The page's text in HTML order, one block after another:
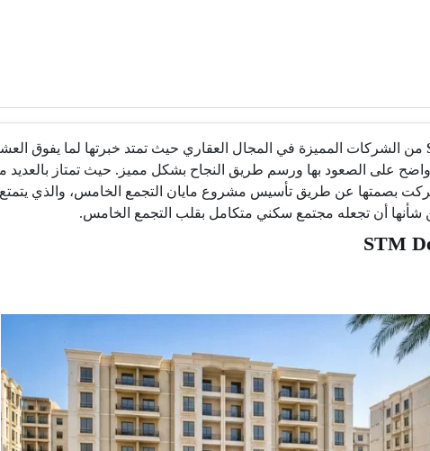
من الشركات المميزة في المجال العقاري حيث تمتد خبرتها لما يفوق
على الصعود بها ورسم طريق النجاح بشكل مميز. حيث تمتاز بالعديد
أن تجعله مجتمع سكني متكامل بقلب التجمع الخامس.